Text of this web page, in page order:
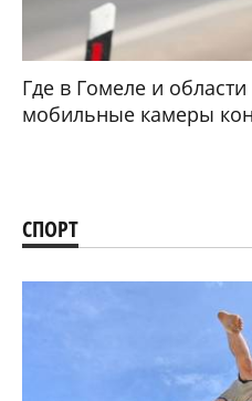
Где в Гомеле и
мобильные камеры
СПОРТ